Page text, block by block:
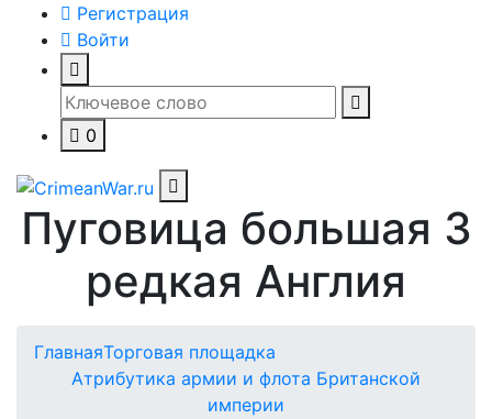
Регистрация
Войти
0
Пуговица большая 3
редкая Англия
ГлавнаяТорговая площадка
Атрибутика армии и флота Британской
империи